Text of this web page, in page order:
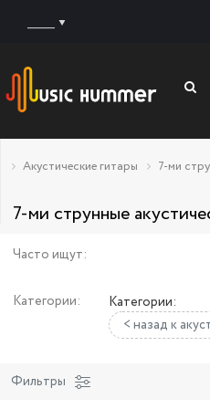
Акустические гитары 7-ми
7-ми струнные
Часто ищут:
Категории:
Категории:
< назад к
Фильтры